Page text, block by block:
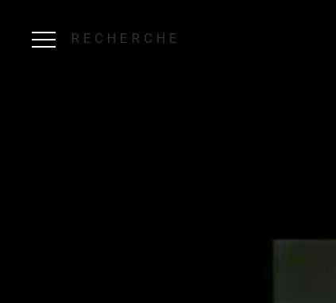
RECHERCHE